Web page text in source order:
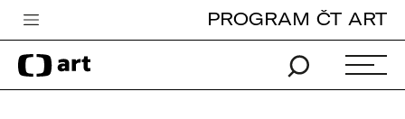
Česká televize
Zpravodajství
PROGRAM ČT ART